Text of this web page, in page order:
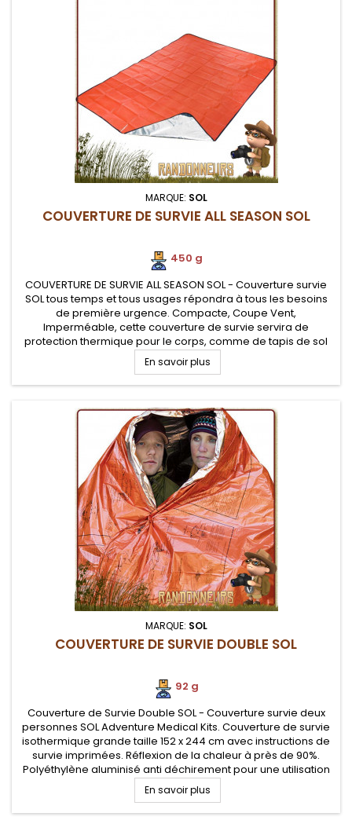
MARQUE: SOL
COUVERTURE DE SURVIE ALL SEASON SOL
450 g
COUVERTURE DE SURVIE ALL SEASON SOL - Couverture survie
SOL tous temps et tous usages répondra à tous les besoins
de première urgence. Compacte, Coupe Vent,
Imperméable, cette couverture de survie servira de
protection thermique pour le corps, comme de tapis de sol
et d'abri tarp de protection
En savoir plus
MARQUE: SOL
COUVERTURE DE SURVIE DOUBLE SOL
92 g
Couverture de Survie Double SOL - Couverture survie deux
personnes SOL Adventure Medical Kits. Couverture de survie
isothermique grande taille 152 x 244 cm avec instructions de
survie imprimées. Réflexion de la chaleur à près de 90%.
Polyéthylène aluminisé anti déchirement pour une utilisation
extrême
En savoir plus